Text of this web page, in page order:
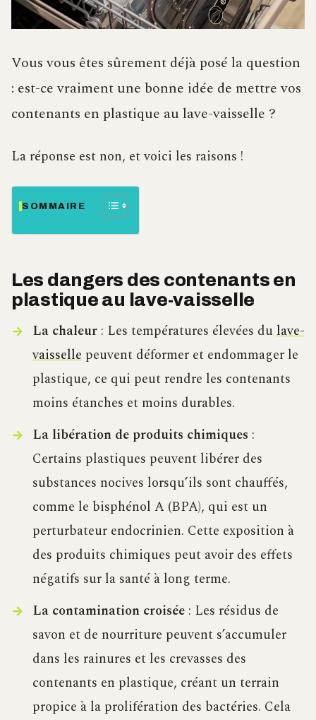
Vous vous êtes sûrement déjà posé la question
: est-ce vraiment une bonne idée de mettre vos
contenants en plastique au lave-vaisselle ?
La réponse est non, et voici les raisons !
SOMMAIRE
Les dangers des contenants en
plastique au lave-vaisselle
La chaleur: Les températures élevées dulave-
vaissellepeuvent déformer et endommager le
plastique, ce qui peut rendre les contenants
moins étanches et moins durables.
La libération de produits chimiques :
Certains plastiques peuvent libérer des
substances nocives lorsqu’ils sont chauffés,
comme le bisphénol A (BPA), qui est un
perturbateur endocrinien. Cette exposition à
des produits chimiques peut avoir des effets
négatifs sur la santé à long terme.
La contamination croisée: Les résidus de
savon et de nourriture peuvent s’accumuler
dans les rainures et les crevasses des
contenants en plastique, créant un terrain
propice à la prolifération des bactéries. Cela